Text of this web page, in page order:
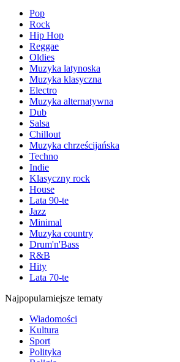
Pop
Rock
Hip Hop
Reggae
Oldies
Muzyka latynoska
Muzyka klasyczna
Electro
Muzyka alternatywna
Dub
Salsa
Chillout
Muzyka chrześcijańska
Techno
Indie
Klasyczny rock
House
Lata 90-te
Jazz
Minimal
Muzyka country
Drum'n'Bass
R&B
Hity
Lata 70-te
Najpopularniejsze tematy
Wiadomości
Kultura
Sport
Polityka